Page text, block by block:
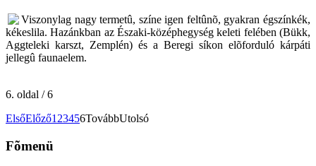
Viszonylag nagy termetû, színe igen feltûnõ, gyakran égszínkék,
kékeslila. Hazánkban az Északi-középhegység keleti felében (Bükk,
Aggteleki karszt, Zemplén) és a Beregi síkon elõforduló kárpáti
jellegû faunaelem.
6. oldal / 6
ElsőElőző123456TovábbUtolsó
Fõmenü